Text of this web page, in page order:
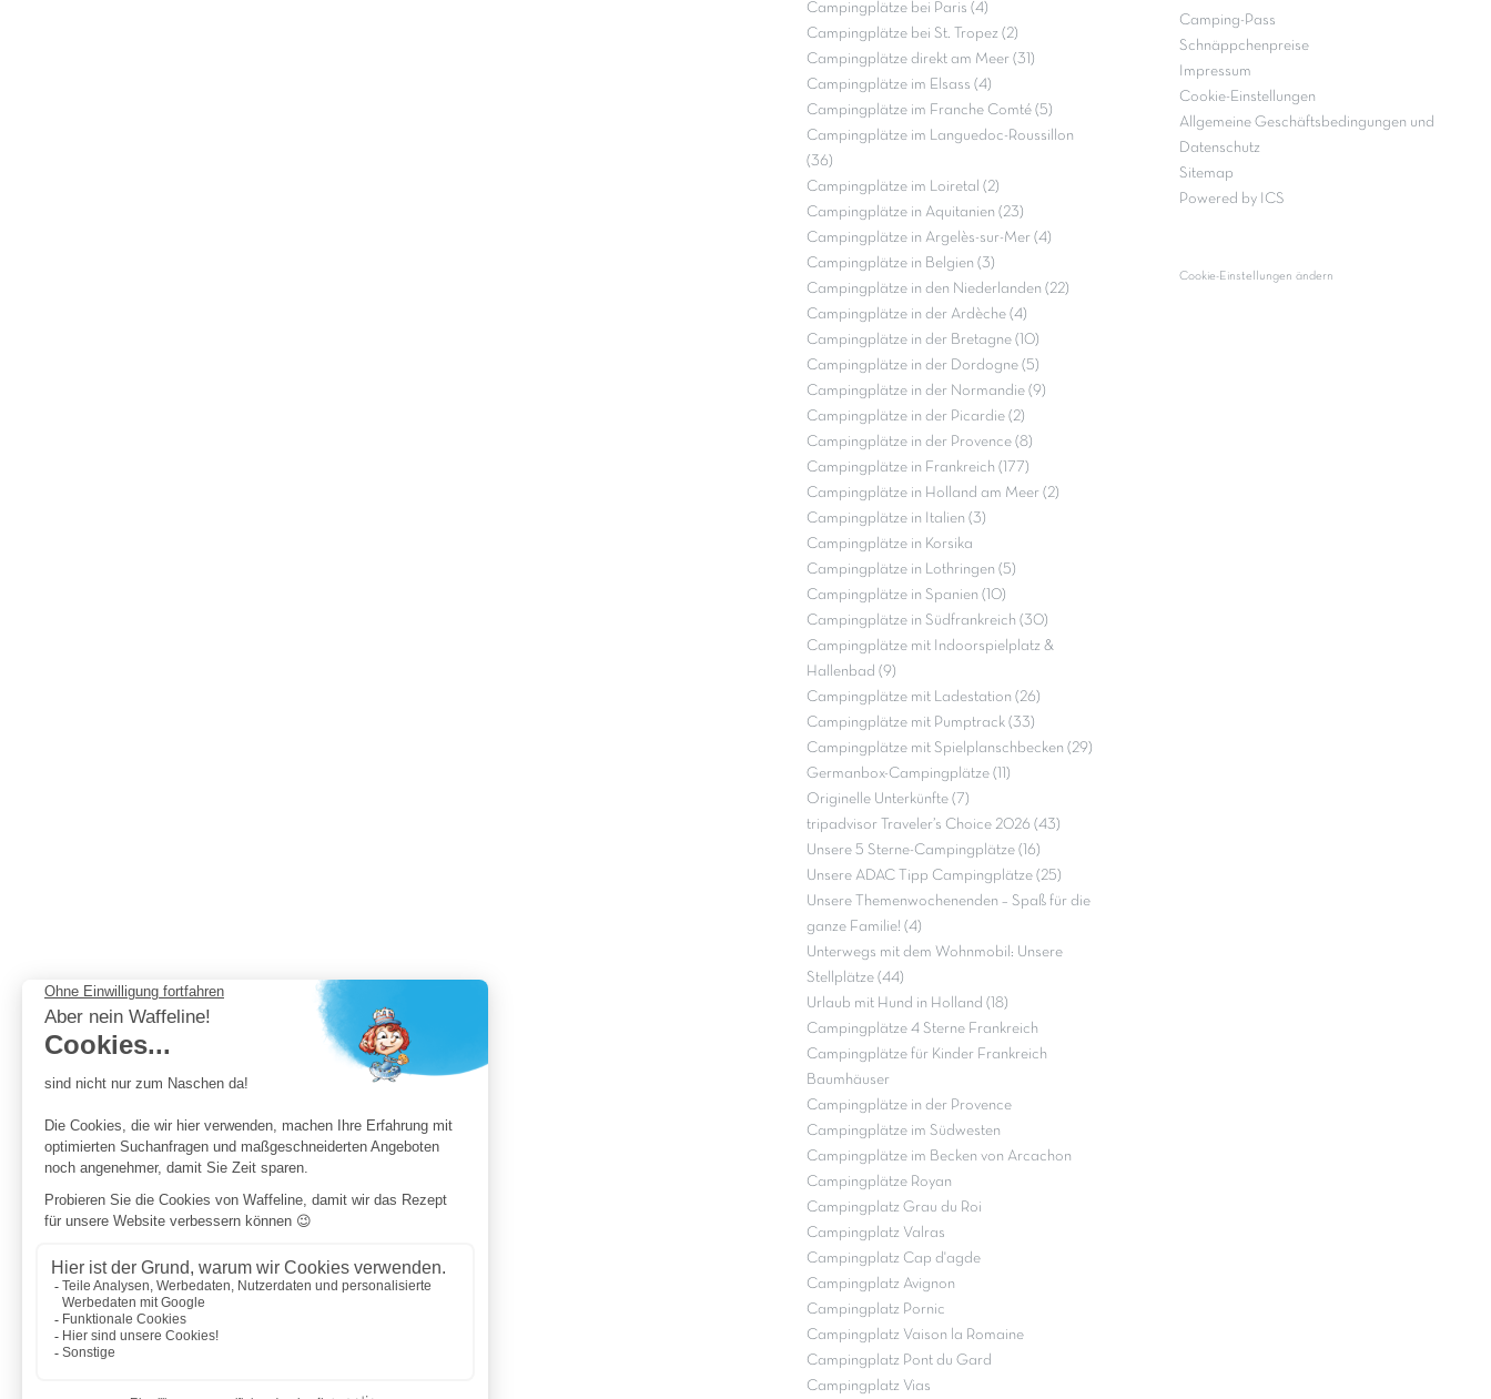
Campingplätze bei Paris (4)
Campingplätze bei St. Tropez (2)
Campingplätze direkt am Meer (31)
Campingplätze im Elsass (4)
Campingplätze im Franche Comté (5)
Campingplätze im Languedoc-Roussillon
(36)
Campingplätze im Loiretal (2)
Campingplätze in Aquitanien (23)
Campingplätze in Argelès-sur-Mer (4)
Campingplätze in Belgien (3)
Campingplätze in den Niederlanden (22)
Campingplätze in der Ardèche (4)
Campingplätze in der Bretagne (10)
Campingplätze in der Dordogne (5)
Campingplätze in der Normandie (9)
Campingplätze in der Picardie (2)
Campingplätze in der Provence (8)
Campingplätze in Frankreich (177)
Campingplätze in Holland am Meer (2)
Campingplätze in Italien (3)
Campingplätze in Korsika
Campingplätze in Lothringen (5)
Campingplätze in Spanien (10)
Campingplätze in Südfrankreich (30)
Campingplätze mit Indoorspielplatz &
Hallenbad (9)
Campingplätze mit Ladestation (26)
Campingplätze mit Pumptrack (33)
Campingplätze mit Spielplanschbecken (29)
Germanbox-Campingplätze (11)
Originelle Unterkünfte (7)
tripadvisor Traveler’s Choice 2026 (43)
Unsere 5 Sterne-Campingplätze (16)
Unsere ADAC Tipp Campingplätze (25)
Unsere Themenwochenenden – Spaß für die
ganze Familie! (4)
Unterwegs mit dem Wohnmobil: Unsere
Stellplätze (44)
Urlaub mit Hund in Holland (18)
Campingplätze 4 Sterne Frankreich
Campingplätze für Kinder Frankreich
Baumhäuser
Campingplätze in der Provence
Campingplätze im Südwesten
Campingplätze im Becken von Arcachon
Campingplätze Royan
Campingplatz Grau du Roi
Campingplatz Valras
Campingplatz Cap d'agde
Campingplatz Avignon
Campingplatz Pornic
Campingplatz Vaison la Romaine
Campingplatz Pont du Gard
Campingplatz Vias
Camping-Pass
Schnäppchenpreise
Impressum
Cookie-Einstellungen
Allgemeine Geschäftsbedingungen und
Datenschutz
Sitemap
Powered by ICS
Cookie-Einstellungen ändern